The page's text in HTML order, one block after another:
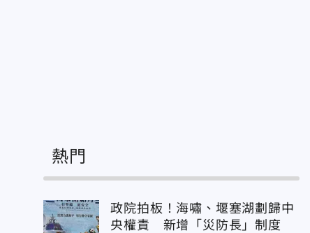
熱門
政院拍板！海嘯、堰塞湖劃歸中
央權責 新增「災防長」制度